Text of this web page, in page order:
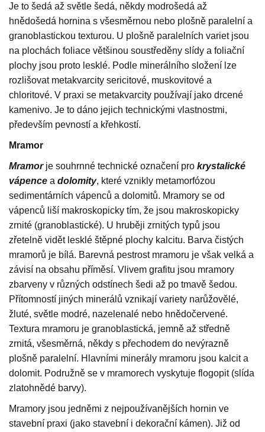
Je to šedá až světle šedá, někdy modrošedá až
hnědošedá hornina s všesměrnou nebo plošně paralelní a
granoblastickou texturou. U plošně paralelních variet jsou
na plochách foliace většinou soustředěny slídy a foliační
plochy jsou proto lesklé. Podle minerálního složení lze
rozlišovat metakvarcity sericitové, muskovitové a
chloritové. V praxi se metakvarcity používají jako drcené
kamenivo. Je to dáno jejich technickými vlastnostmi,
především pevností a křehkostí.
Mramor
Mramorje souhrnné technické označení pro krystalické
vápence a dolomity, které vznikly metamorfózou
sedimentárních vápenců a dolomitů. Mramory se od
vápenců liší makroskopicky tím, že jsou makroskopicky
zrnité (granoblastické). U hruběji zrnitých typů jsou
zřetelně vidět lesklé štěpné plochy kalcitu. Barva čistých
mramorů je bílá. Barevná pestrost mramoru je však velká a
závisí na obsahu příměsí. Vlivem grafitu jsou mramory
zbarveny v různých odstínech šedi až po tmavě šedou.
Přítomností jiných minerálů vznikají variety narůžovělé,
žluté, světle modré, nazelenalé nebo hnědočervené.
Textura mramoru je granoblastická, jemně až středně
zrnitá, všesměrná, někdy s přechodem do nevýrazně
plošně paralelní. Hlavními minerály mramoru jsou kalcit a
dolomit. Podružně se v mramorech vyskytuje flogopit (slída
zlatohnědé barvy).
Mramory jsou jedněmi z nejpoužívanějších hornin ve
stavební praxi (jako stavební i dekorační kámen). Již od